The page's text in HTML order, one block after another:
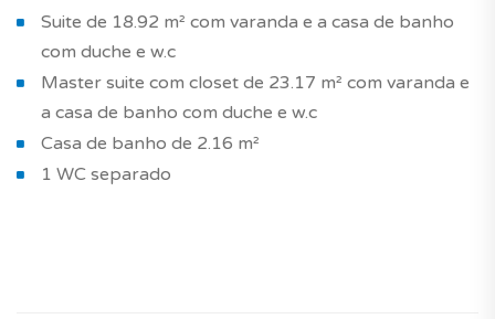
Suite de 18.92 m² com varanda e a casa de banho
com duche e w.c
Master suite com closet de 23.17 m² com varanda e
a casa de banho com duche e w.c
Casa de banho de 2.16 m²
1 WC separado